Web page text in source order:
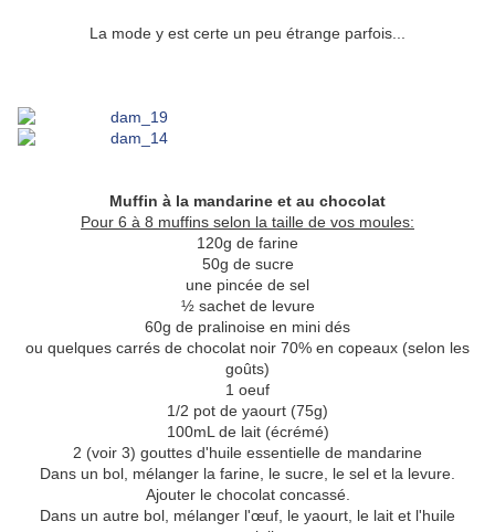
La mode y est certe un peu étrange parfois...
Muffin à la mandarine et au chocolat
Pour 6 à 8 muffins selon la taille de vos moules:
120g de farine
50g de sucre
une pincée de sel
½ sachet de levure
60g de pralinoise en mini dés
ou quelques carrés de chocolat noir 70% en copeaux (selon les
goûts)
1 oeuf
1/2 pot de yaourt (75g)
100mL de lait (écrémé)
2 (voir 3) gouttes d'huile essentielle de mandarine
Dans un bol, mélanger la farine, le sucre, le sel et la levure.
Ajouter le chocolat concassé.
Dans un autre bol, mélanger l'œuf, le yaourt, le lait et l'huile